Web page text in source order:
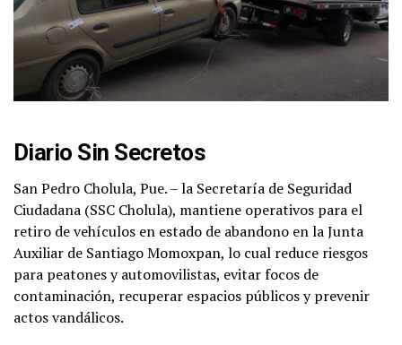
Diario Sin Secretos
San Pedro Cholula, Pue. – la Secretaría de Seguridad
Ciudadana (SSC Cholula), mantiene operativos para el
retiro de vehículos en estado de abandono en la Junta
Auxiliar de Santiago Momoxpan, lo cual reduce riesgos
para peatones y automovilistas, evitar focos de
contaminación, recuperar espacios públicos y prevenir
actos vandálicos.